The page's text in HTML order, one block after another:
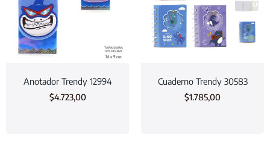
Anotador Trendy 12994
$4.723,00
Cuaderno Trendy 30583
$1.785,00